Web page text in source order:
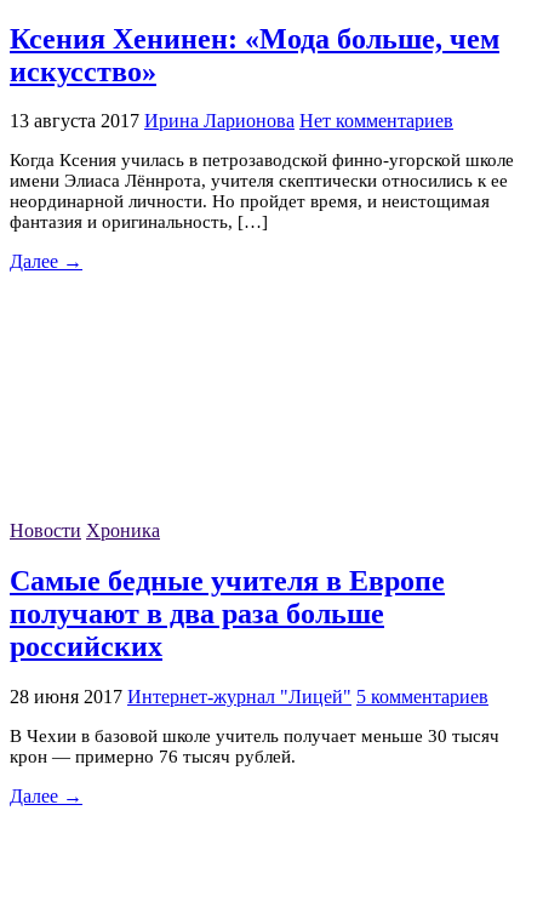
Ксения Хенинен: «Мода больше, чем
искусство»
13 августа 2017 Ирина Ларионова Нет комментариев
Когда Ксения училась в петрозаводской финно-угорской школе
имени Элиаса Лённрота, учителя скептически относились к ее
неординарной личности. Но пройдет время, и неистощимая
фантазия и оригинальность, […]
Далее →
Новости Хроника
Самые бедные учителя в Европе
получают в два раза больше
российских
28 июня 2017 Интернет-журнал "Лицей" 5 комментариев
В Чехии в базовой школе учитель получает меньше 30 тысяч
крон — примерно 76 тысяч рублей.
Далее →